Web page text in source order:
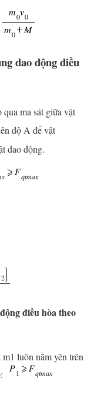
dao động điều
qua ma sát giữa vật
độ A để vật
dao động.
điều hòa theo
luôn nằm yên trên